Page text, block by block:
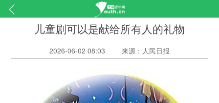
儿童剧可以是献给所有人的礼物
2026-06-02 08:03 来源：人民日报